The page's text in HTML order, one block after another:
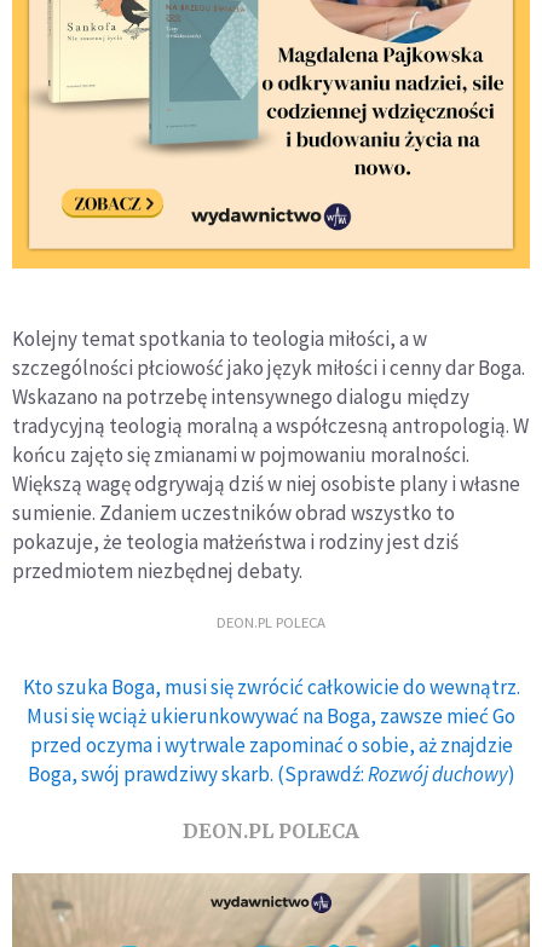
Kolejny temat spotkania to teologia miłości, a w
szczególności płciowość jako język miłości i cenny dar Boga.
Wskazano na potrzebę intensywnego dialogu między
tradycyjną teologią moralną a współczesną antropologią. W
końcu zajęto się zmianami w pojmowaniu moralności.
Większą wagę odgrywają dziś w niej osobiste plany i własne
sumienie. Zdaniem uczestników obrad wszystko to
pokazuje, że teologia małżeństwa i rodziny jest dziś
przedmiotem niezbędnej debaty.
DEON.PL POLECA
Kto szuka Boga, musi się zwrócić całkowicie do wewnątrz.
Musi się wciąż ukierunkowywać na Boga, zawsze mieć Go
przed oczyma i wytrwale zapominać o sobie, aż znajdzie
Boga, swój prawdziwy skarb. (Sprawdź:Rozwój duchowy)
DEON.PL POLECA